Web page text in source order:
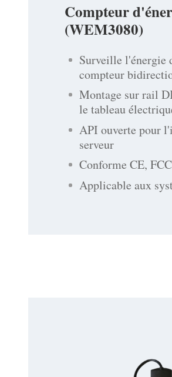
Compteur
(WEM3080)
Surveille l'énergie
compteur
Montage sur rail
le tableau
API ouverte pour
serveur
Conforme CE,
Applicable aux